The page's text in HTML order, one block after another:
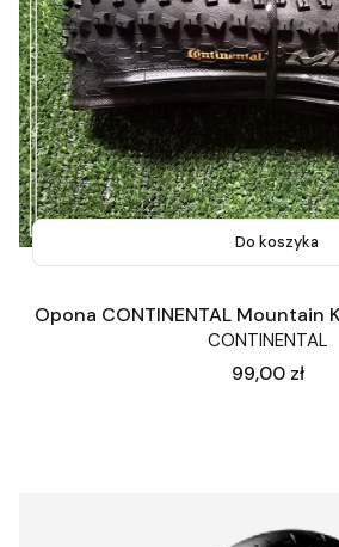
Do koszyka
Opona CONTINENTAL Mountain
CONTINENTAL
Cena
99,00 zł